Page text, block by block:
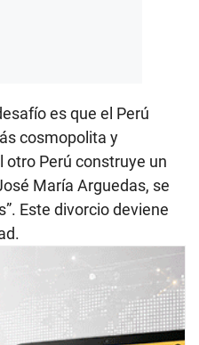
es que el Perú
cosmopolita y
Perú construye un
María Arguedas, se
Este divorcio deviene